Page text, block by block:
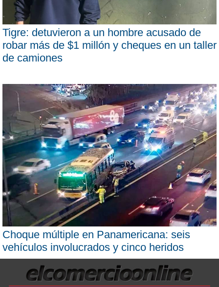
Tigre: detuvieron a un hombre acusado de
robar más de $1 millón y cheques en un taller
de camiones
Choque múltiple en Panamericana: seis
vehículos involucrados y cinco heridos